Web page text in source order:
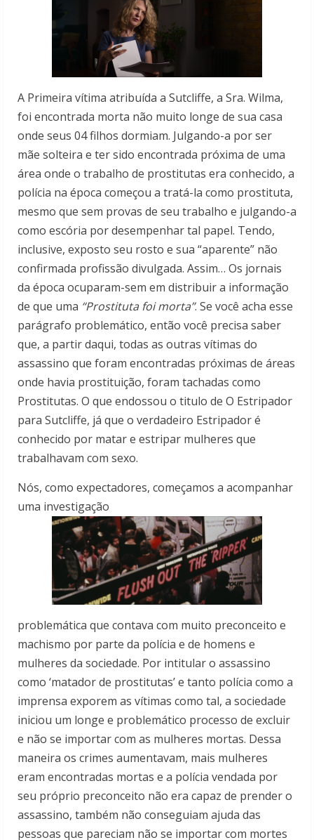
A Primeira vítima atribuída a Sutcliffe, a Sra. Wilma,
foi encontrada morta não muito longe de sua casa
onde seus 04 filhos dormiam. Julgando-a por ser
mãe solteira e ter sido encontrada próxima de uma
área onde o trabalho de prostitutas era conhecido, a
polícia na época começou a tratá-la como prostituta,
mesmo que sem provas de seu trabalho e julgando-a
como escória por desempenhar tal papel. Tendo,
inclusive, exposto seu rosto e sua “aparente” não
confirmada profissão divulgada. Assim… Os jornais
da época ocuparam-sem em distribuir a informação
de que uma “Prostituta foi morta”. Se você acha esse
parágrafo problemático, então você precisa saber
que, a partir daqui, todas as outras vítimas do
assassino que foram encontradas próximas de áreas
onde havia prostituição, foram tachadas como
Prostitutas. O que endossou o titulo de O Estripador
para Sutcliffe, já que o verdadeiro Estripador é
conhecido por matar e estripar mulheres que
trabalhavam com sexo.
Nós, como expectadores, começamos a acompanhar
uma investigação
problemática que contava com muito preconceito e
machismo por parte da polícia e de homens e
mulheres da sociedade. Por intitular o assassino
como ‘matador de prostitutas’ e tanto polícia como a
imprensa exporem as vítimas como tal, a sociedade
iniciou um longe e problemático processo de excluir
e não se importar com as mulheres mortas. Dessa
maneira os crimes aumentavam, mais mulheres
eram encontradas mortas e a polícia vendada por
seu próprio preconceito não era capaz de prender o
assassino, também não conseguiam ajuda das
pessoas que pareciam não se importar com mortes